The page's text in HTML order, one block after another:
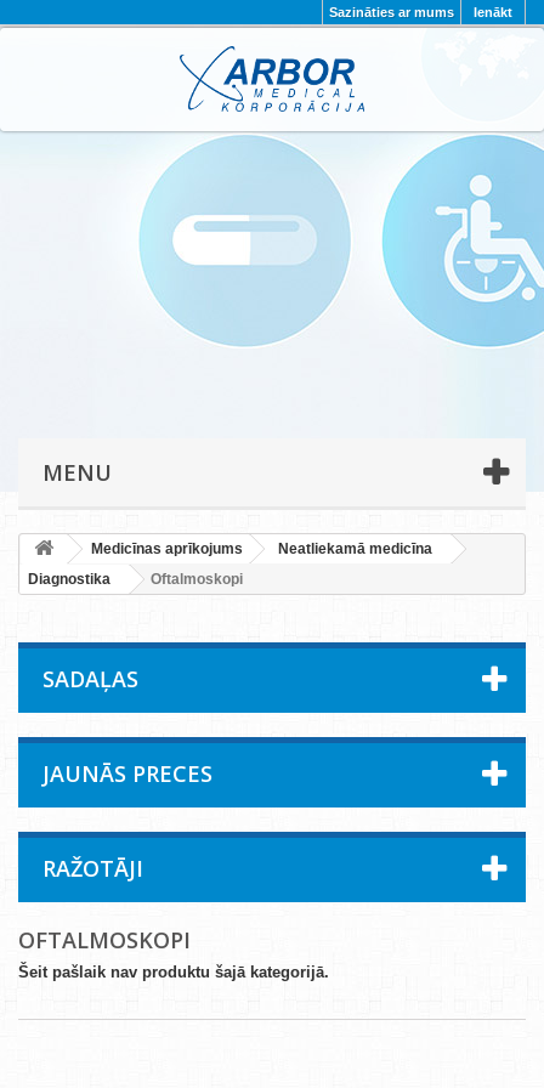
Ienākt
Sazināties ar mums
PAR MUMS PROJEKTI
KONTAKTI
PRIVĀTUMA POLITIKA
MENU
Medicīnas aprīkojums
Neatliekamā medicīna
Diagnostika
Oftalmoskopi
SADAĻAS
JAUNĀS PRECES
RAŽOTĀJI
OFTALMOSKOPI
Šeit pašlaik nav produktu šajā kategorijā.